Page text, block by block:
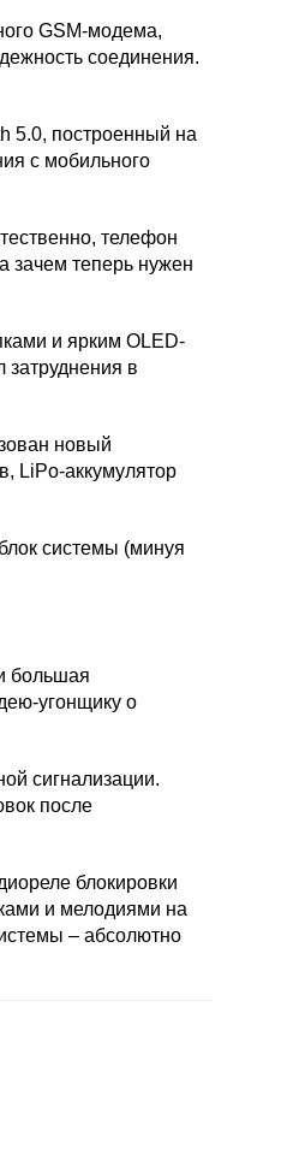
GSM-модема,
соединения.
5.0, построенный на
с мобильного
телефон
зачем теперь нужен
и ярким OLED-
в
новый
LiPo-аккумулятор
системы (минуя
большая
угонщику о
сигнализации.
после
блокировки
и мелодиями на
– абсолютно